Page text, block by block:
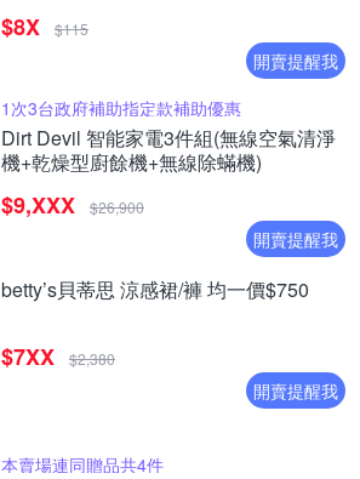
$8X $115
開賣提醒我
1次3台政府補助指定款補助優惠
Dirt Devil 智能家電3件組(無線空氣清淨
機+乾燥型廚餘機+無線除蟎機)
$9,XXX $26,900
開賣提醒我
betty’s貝蒂思 涼感裙/褲 均一價$750
$7XX $2,380
開賣提醒我
本賣場連同贈品共4件